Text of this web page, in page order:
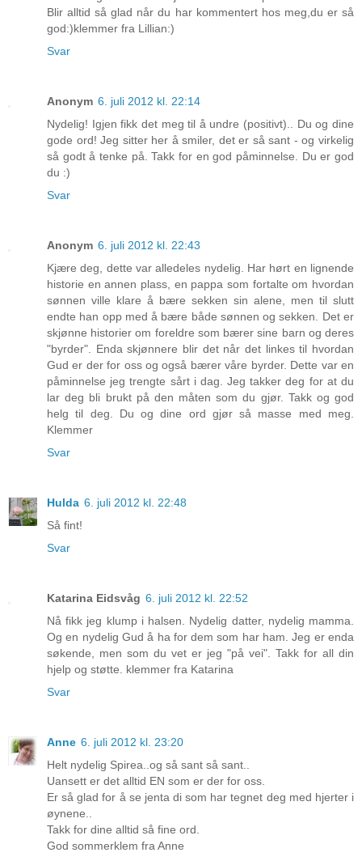
Blir alltid så glad når du har kommentert hos meg,du er så
god:)klemmer fra Lillian:)
Svar
Anonym 6. juli 2012 kl. 22:14
Nydelig! Igjen fikk det meg til å undre (positivt).. Du og dine
gode ord! Jeg sitter her å smiler, det er så sant - og virkelig
så godt å tenke på. Takk for en god påminnelse. Du er god
du :)
Svar
Anonym 6. juli 2012 kl. 22:43
Kjære deg, dette var alledeles nydelig. Har hørt en lignende
historie en annen plass, en pappa som fortalte om hvordan
sønnen ville klare å bære sekken sin alene, men til slutt
endte han opp med å bære både sønnen og sekken. Det er
skjønne historier om foreldre som bærer sine barn og deres
"byrder". Enda skjønnere blir det når det linkes til hvordan
Gud er der for oss og også bærer våre byrder. Dette var en
påminnelse jeg trengte sårt i dag. Jeg takker deg for at du
lar deg bli brukt på den måten som du gjør. Takk og god
helg til deg. Du og dine ord gjør så masse med meg.
Klemmer
Svar
Hulda 6. juli 2012 kl. 22:48
Så fint!
Svar
Katarina Eidsvåg 6. juli 2012 kl. 22:52
Nå fikk jeg klump i halsen. Nydelig datter, nydelig mamma.
Og en nydelig Gud å ha for dem som har ham. Jeg er enda
søkende, men som du vet er jeg "på vei". Takk for all din
hjelp og støtte. klemmer fra Katarina
Svar
Anne 6. juli 2012 kl. 23:20
Helt nydelig Spirea..og så sant så sant..
Uansett er det alltid EN som er der for oss.
Er så glad for å se jenta di som har tegnet deg med hjerter i
øynene..
Takk for dine alltid så fine ord.
God sommerklem fra Anne